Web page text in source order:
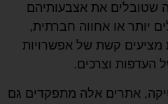
שטובלים את אצבעותיהם
יותר או אחווה חברתית,
מציעים קשת של אפשרויות
העדפות וצרכים.
אתרים אלה מתפקדים גם